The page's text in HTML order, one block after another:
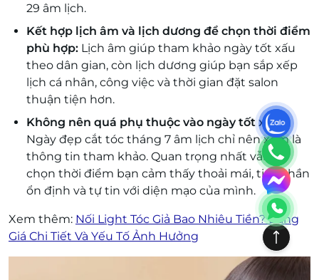
29 âm lịch.
Kết hợp lịch âm và lịch dương để chọn thời điểm
phù hợp: Lịch âm giúp tham khảo ngày tốt xấu
theo dân gian, còn lịch dương giúp bạn sắp xếp
lịch cá nhân, công việc và thời gian đặt salon
thuận tiện hơn.
Không nên quá phụ thuộc vào ngày tốt xấu:
Ngày đẹp cắt tóc tháng 7 âm lịch chỉ nên xem là
thông tin tham khảo. Quan trọng nhất vẫn là
chọn thời điểm bạn cảm thấy thoải mái, tinh thần
ổn định và tự tin với diện mạo của mình.
Xem thêm: Nối Light Tóc Giả Bao Nhiêu Tiền? Bảng
Giá Chi Tiết Và Yếu Tố Ảnh Hưởng